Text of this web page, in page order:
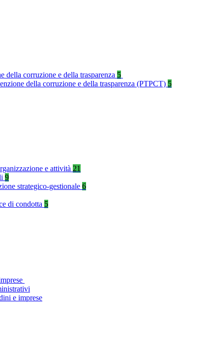
della corruzione e della trasparenza 5
della corruzione e della trasparenza (PTPCT) 5
e attività 21
9
strategico-gestionale 6
di condotta 5
e imprese